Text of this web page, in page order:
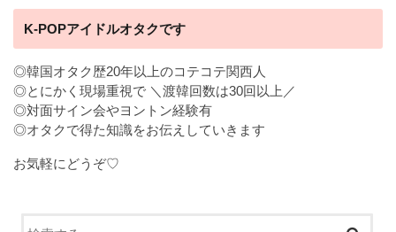
K-POPアイドルオタクです
◎韓国オタク歴20年以上のコテコテ関西人
◎とにかく現場重視で ＼渡韓回数は30回以上／
◎対面サイン会やヨントン経験有
◎オタクで得た知識をお伝えしていきます
お気軽にどうぞ♡